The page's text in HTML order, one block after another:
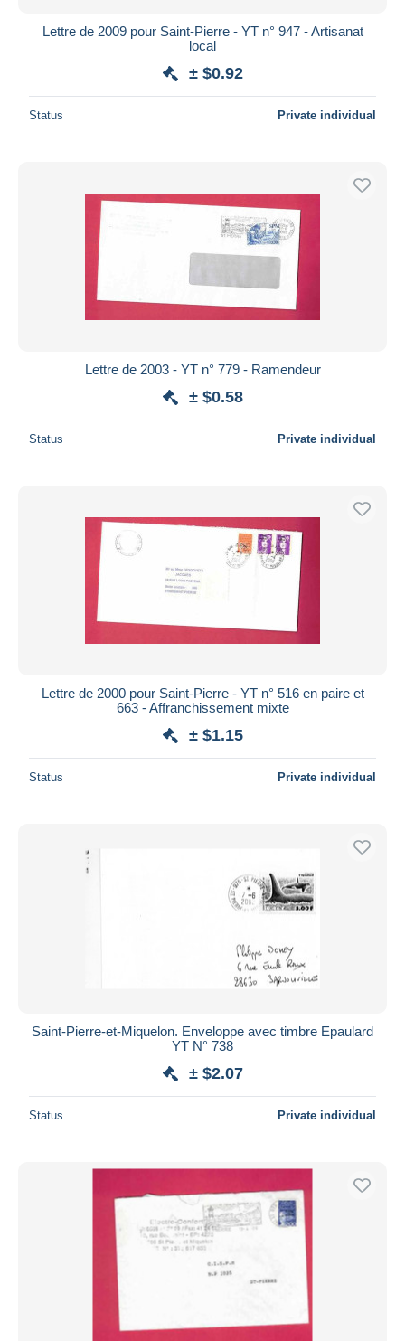
Lettre de 2009 pour Saint-Pierre - YT n° 947 - Artisanat
local
± $0.92
Status Private individual
Lettre de 2003 - YT n° 779 - Ramendeur
± $0.58
Status Private individual
Lettre de 2000 pour Saint-Pierre - YT n° 516 en paire et
663 - Affranchissement mixte
± $1.15
Status Private individual
Saint-Pierre-et-Miquelon. Enveloppe avec timbre Epaulard
YT N° 738
± $2.07
Status Private individual